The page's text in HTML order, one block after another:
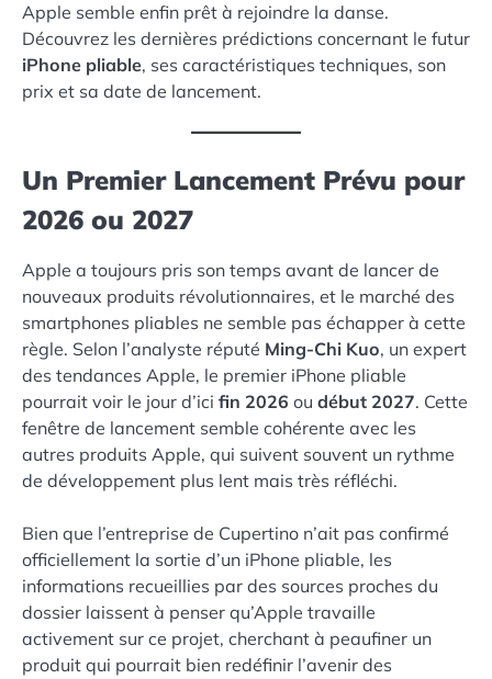
Apple semble enfin prêt à rejoindre la danse.
Découvrez les dernières prédictions concernant le futur
iPhone pliable, ses caractéristiques techniques, son
prix et sa date de lancement.
Un Premier Lancement Prévu pour
2026 ou 2027
Apple a toujours pris son temps avant de lancer de
nouveaux produits révolutionnaires, et le marché des
smartphones pliables ne semble pas échapper à cette
règle. Selon l’analyste réputé Ming-Chi Kuo, un expert
des tendances Apple, le premier iPhone pliable
pourrait voir le jour d’ici fin 2026 ou début 2027. Cette
fenêtre de lancement semble cohérente avec les
autres produits Apple, qui suivent souvent un rythme
de développement plus lent mais très réfléchi.
Bien que l’entreprise de Cupertino n’ait pas confirmé
officiellement la sortie d’un iPhone pliable, les
informations recueillies par des sources proches du
dossier laissent à penser qu’Apple travaille
activement sur ce projet, cherchant à peaufiner un
produit qui pourrait bien redéfinir l’avenir des